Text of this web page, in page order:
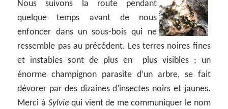
Nous suivons la route pendant
quelque temps avant de nous
enfoncer dans un sous-bois qui ne
ressemble pas au précédent. Les terres noires fines
et instables sont de plus en plus visibles ; un
énorme champignon parasite d’un arbre, se fait
dévorer par des dizaines d’insectes noirs et jaunes.
Merci à Sylvie qui vient de me communiquer le nom